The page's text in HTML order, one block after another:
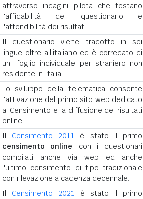
attraverso indagini pilota che testano
l'affidabilità del questionario e
l'attendibilità dei risultati.
Il questionario viene tradotto in sei
lingue oltre all'italiano ed è corredato di
un "foglio individuale per straniero non
residente in Italia".
Lo sviluppo della telematica consente
l'attivazione del primo sito web dedicato
al Censimento e la diffusione dei risultati
online.
Il Censimento 2011 è stato il primo
censimento online con i questionari
compilati anche via web ed anche
l'ultimo censimento di tipo tradizionale
con rilevazione a cadenza decennale.
Il Censimento 2021 è stato il primo